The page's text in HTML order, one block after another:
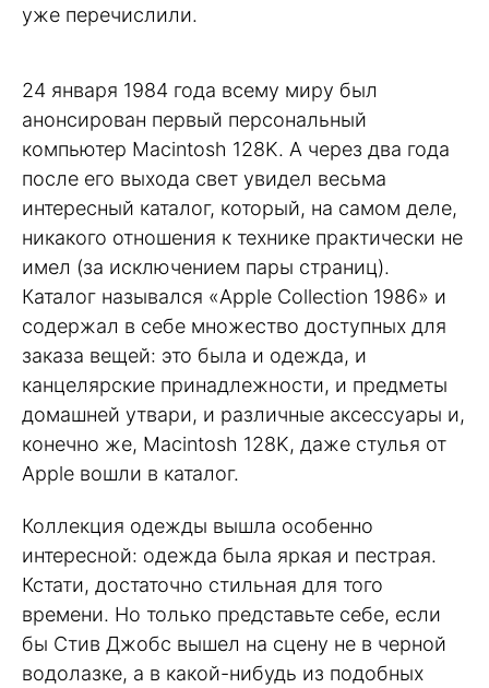
уже перечислили.
24 января 1984 года всему миру был
анонсирован первый персональный
компьютер Macintosh 128K. А через два года
после его выхода свет увидел весьма
интересный каталог, который, на самом деле,
никакого отношения к технике практически не
имел (за исключением пары страниц).
Каталог назывался «Apple Collection 1986» и
содержал в себе множество доступных для
заказа вещей: это была и одежда, и
канцелярские принадлежности, и предметы
домашней утвари, и различные аксессуары и,
конечно же, Macintosh 128K, даже стулья от
Apple вошли в каталог.
Коллекция одежды вышла особенно
интересной: одежда была яркая и пестрая.
Кстати, достаточно стильная для того
времени. Но только представьте себе, если
бы Стив Джобс вышел на сцену не в черной
водолазке, а в какой-нибудь из подобных